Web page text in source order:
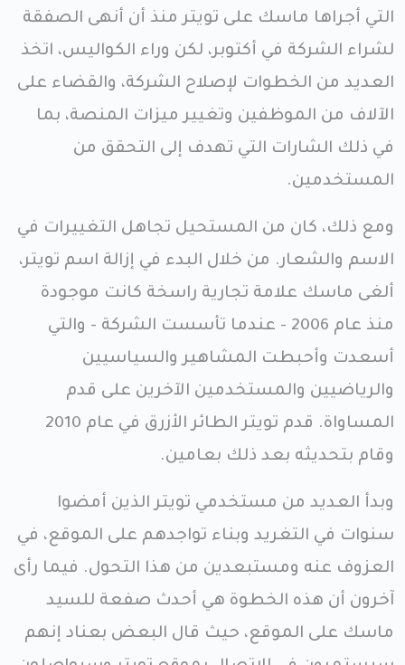
التي أجراها ماسك على تويتر منذ أن أنهى الصفقة
لشراء الشركة في أكتوبر، لكن وراء الكواليس، اتخذ
العديد من الخطوات لإصلاح الشركة، والقضاء على
الآلاف من الموظفين وتغيير ميزات المنصة، بما
في ذلك الشارات التي تهدف إلى التحقق من
المستخدمين.
ومع ذلك، كان من المستحيل تجاهل التغييرات في
الاسم والشعار. من خلال البدء في إزالة اسم تويتر،
ألغى ماسك علامة تجارية راسخة كانت موجودة
منذ عام 2006 - عندما تأسست الشركة - والتي
أسعدت وأحبطت المشاهير والسياسيين
والرياضيين والمستخدمين الآخرين على قدم
المساواة. قدم تويتر الطائر الأزرق في عام 2010
وقام بتحديثه بعد ذلك بعامين.
وبدأ العديد من مستخدمي تويتر الذين أمضوا
سنوات في التغريد وبناء تواجدهم على الموقع، في
العزوف عنه ومستبعدين من هذا التحول. فيما رأى
آخرون أن هذه الخطوة هي أحدث صفعة للسيد
ماسك على الموقع، حيث قال البعض بعناد إنهم